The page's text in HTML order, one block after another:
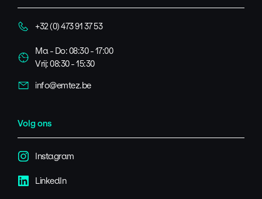
+32 (0) 473 91 37 53
Ma - Do: 08:30 - 17:00
Vrij: 08:30 - 15:30
info@emtez.be
Volg ons
Instagram
LinkedIn